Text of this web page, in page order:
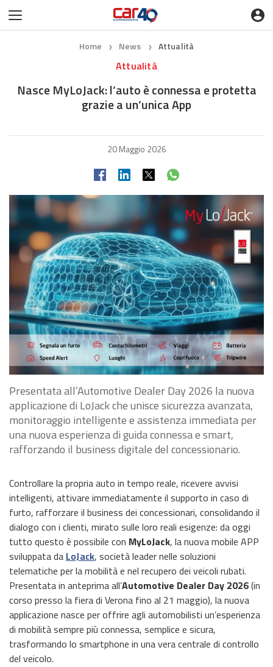
Home ❯ News ❯ Attualità
Attualità
Nasce MyLoJack: l’auto è connessa e protetta
grazie a un’unica App
20 Maggio 2026
Presentata all’Automotive Dealer Day 2026 la nuova
applicazione di LoJack che unisce sicurezza avanzata,
monitoraggio intelligente e assistenza immediata per
una nuova esperienza di guida connessa e smart,
rafforzando il business digitale del concessionario.
Controllare la propria auto in tempo reale, ricevere avvisi
intelligenti, attivare immediatamente il supporto in caso di
furto, rafforzare il business dei concessionari, consolidando il
dialogo con i clienti, mirato sulle loro reali esigenze: da oggi
tutto questo è possibile con MyLoJack, la nuova mobile APP
sviluppata da LoJack, società leader nelle soluzioni
telematiche per la mobilità e nel recupero dei veicoli rubati.
Presentata in anteprima all’Automotive Dealer Day 2026(in
corso presso la fiera di Verona fino al 21 maggio), la nuova
applicazione nasce per offrire agli automobilisti un’esperienza
di mobilità sempre più connessa, semplice e sicura,
trasformando lo smartphone in una vera centrale di controllo
del veicolo.